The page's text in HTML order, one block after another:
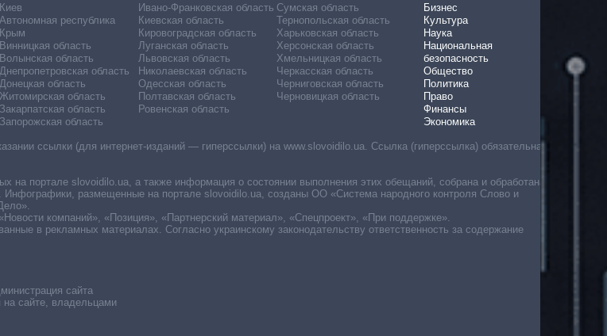
Киев
Автономная республика
Крым
Винницкая область
Волынская область
Днепропетровская область
Донецкая область
Житомирская область
Закарпатская область
Запорожская область
Ивано-Франковская область
Киевская область
Кировоградская область
Луганская область
Львовская область
Николаевская область
Одесская область
Полтавская область
Ровенская область
Сумская область
Тернопольская область
Харьковская область
Херсонская область
Хмельницкая область
Черкасская область
Черниговская область
Черновицкая область
Бизнес
Культура
Наука
Национальная
безопасность
Общество
Политика
Право
Финансы
Экономика
сайта
на сайте, владельцами
ссылки (для интернет-изданий — гиперссылки) на www.slovoidilo.ua. Ссылка (гиперссылка) обязательна
портале slovoidilo.ua, а также информация о состоянии выполнения этих обещаний, собрана и обработана
размещенные на портале slovoidilo.ua, созданы ОО «Система народного контроля Слово и
компаний», «Позиция», «Партнерский материал», «Спецпроект», «При поддержке».
в рекламных материалах. Согласно украинскому законодательству ответственность за содержание